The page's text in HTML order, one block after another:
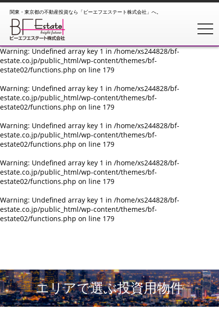
Warning: Undefined array key 1 in/home/xs244828/bf-
estate.co.jp/public_html/wp-content/themes/bf-
estate02/functions.php
Warning: Undefined array key 1 in/home/xs244828/bf-
estate.co.jp/public_html/wp-content/themes/bf-
estate02/functions.php on line 179
Warning: Undefined array key 1 in /home/xs244828/bf-
estate.co.jp/public_html/wp-content/themes/bf-
estate02/functions.php on line 179
Warning: Undefined array key 1 in /home/xs244828/bf-
estate.co.jp/public_html/wp-content/themes/bf-
estate02/functions.php on line 179
Warning: Undefined array key 1 in /home/xs244828/bf-
estate.co.jp/public_html/wp-content/themes/bf-
estate02/functions.php on line 179
Warning: Undefined array key 1 in /home/xs244828/bf-
estate.co.jp/public_html/wp-content/themes/bf-
estate02/functions.php on line 179
関東・東京都の不動産投資なら「ビーエフエステート株式会社」へ。
エリアで選ぶ投資用物件